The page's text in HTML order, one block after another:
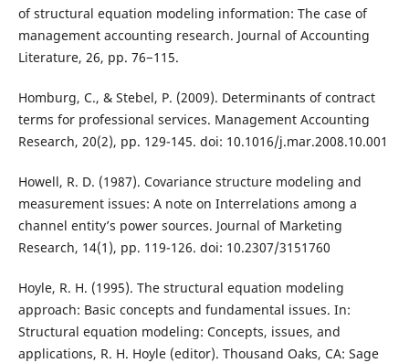
of structural equation modeling information: The case of
management accounting research. Journal of Accounting
Literature, 26, pp. 76−115.
Homburg, C., & Stebel, P. (2009). Determinants of contract
terms for professional services. Management Accounting
Research, 20(2), pp. 129-145. doi: 10.1016/j.mar.2008.10.001
Howell, R. D. (1987). Covariance structure modeling and
measurement issues: A note on Interrelations among a
channel entity’s power sources. Journal of Marketing
Research, 14(1), pp. 119-126. doi: 10.2307/3151760
Hoyle, R. H. (1995). The structural equation modeling
approach: Basic concepts and fundamental issues. In:
Structural equation modeling: Concepts, issues, and
applications, R. H. Hoyle (editor). Thousand Oaks, CA: Sage